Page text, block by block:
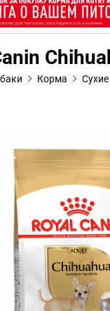
Корма Сухие